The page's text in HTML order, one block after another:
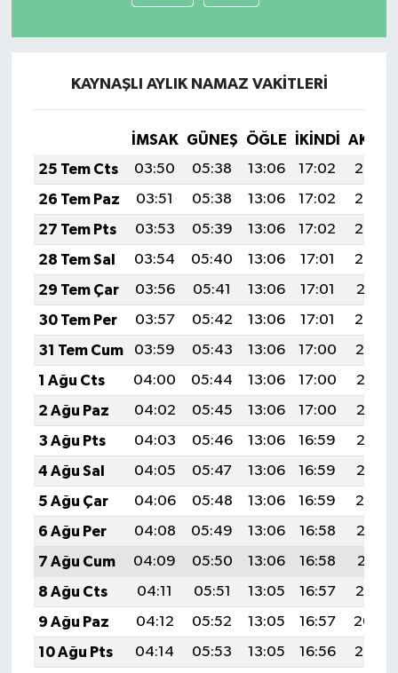
KAYNAŞLI AYLIK NAMAZ VAKITLERI
İMSAK GÜNEŞ ÖĞLE İKINDI
25 Tem Cts
03:50 05:38 13:06 17:02
20:25
26 Tem Paz
03:51 05:38 13:06 17:02
20:24
27 Tem Pts
03:53 05:39 13:06 17:02
20:23
28 Tem Sal
03:54 05:40 13:06 17:01
20:22
29 Tem Çar
03:56 05:41 13:06 17:01
20:21
30 Tem Per
03:57 05:42 13:06 17:01
20:20
31 Tem Cum
03:59 05:43 13:06 17:00
20:19
1 Ağu Cts
04:00 05:44 13:06 17:00
20:18
2 Ağu Paz
04:02 05:45 13:06 17:00
20:17
3 Ağu Pts
04:03 05:46 13:06 16:59
20:16
4 Ağu Sal
04:05 05:47 13:06 16:59
20:15
5 Ağu Çar
04:06 05:48 13:06 16:59
20:14
6 Ağu Per
04:08 05:49 13:06 16:58
20:13
7 Ağu Cum
04:09 05:50 13:06 16:58
20:11
8 Ağu Cts
04:11 05:51 13:05 16:57
20:10
9 Ağu Paz
04:12 05:52 13:05 16:57
20:09
10 Ağu Pts
04:14 05:53 13:05 16:56
20:08